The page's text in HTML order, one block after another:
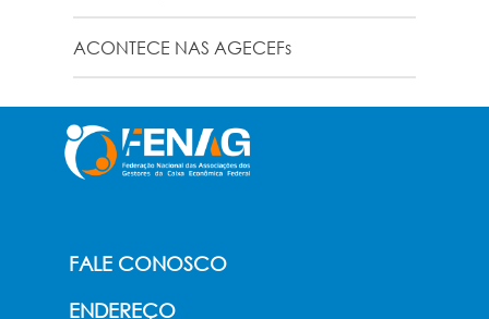
ACONTECE NAS AGECEFs
FALE CONOSCO
ENDEREÇO